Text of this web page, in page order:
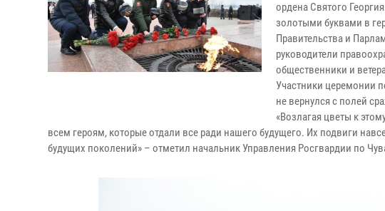
ордена Святого
золотыми буквами в
Правительства и
руководители
общественники и
Участники церемонии
не вернулся с полей
«Возлагая цветы к
всем героям, которые отдали все ради нашего будущего. Их подвиги
будущих поколений» – отметил начальник Управления Росгвардии по